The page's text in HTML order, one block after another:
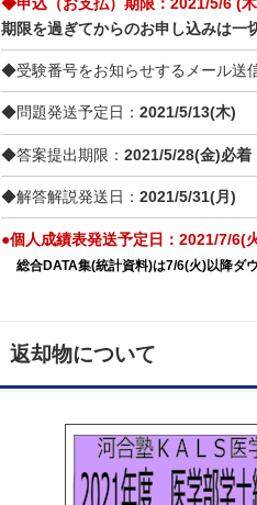
期限を過ぎてからのお申し込みは一
◆受験番号をお知らせするメール送
◆問題発送予定日： 2021/5/13(木)
◆答案提出期限： 2021/5/28(金)必着
◆解答解説発送日： 2021/5/31(月)
●個人成績表発送予定日：2021/7/6(
総合DATA集(統計資料)は7/6(火)以降ダ
返却物について